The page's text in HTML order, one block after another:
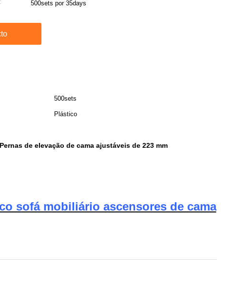
500sets por 35days
500sets
Plástico
Pernas de elevação de cama ajustáveis de 223 mm
sofá mobiliário ascensores de cama